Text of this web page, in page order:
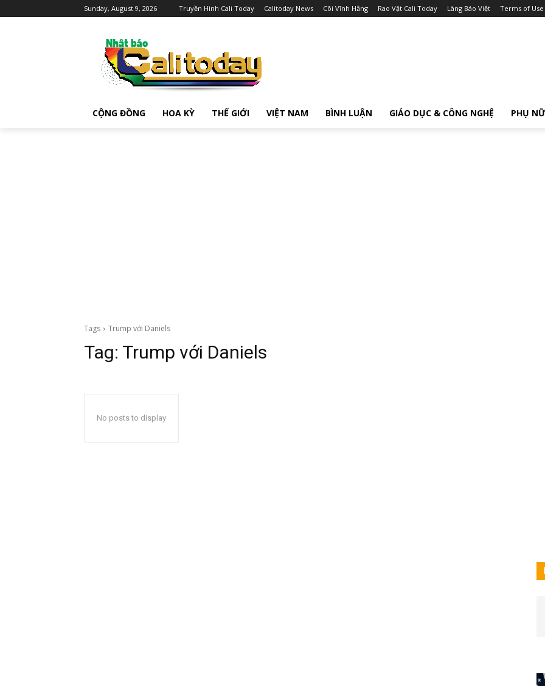
Sunday, August 9, 2026 Truyền Hình Cali Today Calitoday News Cõi Vĩnh Hằng Rao Vặt Cali Today Làng Báo Việt Terms of Use
CỘNG ĐỒNG HOA KỲ THẾ GIỚI VIỆT NAM BÌNH LUẬN GIÁO DỤC & CÔNG NGHỆ PHỤ NỮ
Tags Trump với Daniels
Tag: Trump với Daniels
No posts to display